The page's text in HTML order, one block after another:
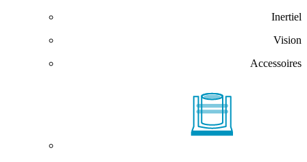
Inertiel
Vision
Accessoires